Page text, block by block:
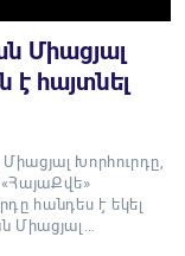
Միացյալ
է հայտնել
Խորհուրդը,
«ՀայաՔվե»
հանդես է եկել
Միացյալ…